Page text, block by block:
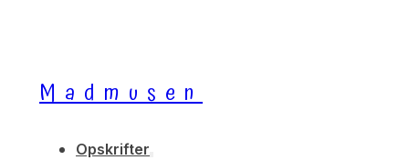
Madmusen
Opskrifter